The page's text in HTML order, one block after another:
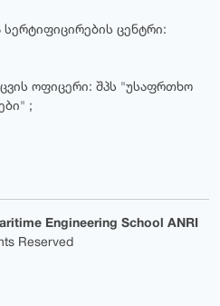
ცენტრი:
ოფიცერი: შპს "უსაფრთხო
;
Engineering School ANRI
Reserved